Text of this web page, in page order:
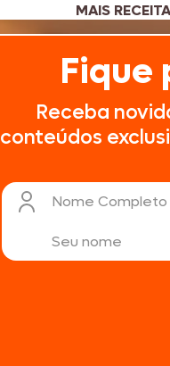
MAIS
Fique
Receba
conteúdos
Nome Completo